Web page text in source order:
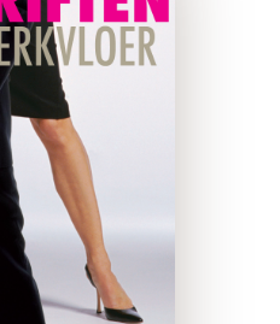
e-boek
met onze
zaken
vertonen
en gewenst
gedrag op de
pesten onze
om er zelf
te worden, …